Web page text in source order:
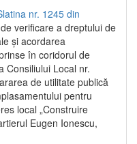
nr. 1245 din
verificare a dreptului de
și acordarea
în coridorul de
Consiliului Local nr.
de utilitate publică
pentru
local „Construire
Eugen Ionescu,